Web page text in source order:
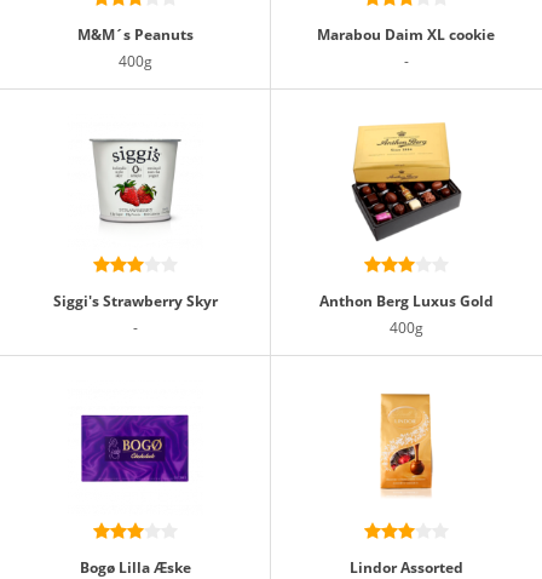
M&M´s Peanuts
400g
Marabou Daim XL cookie
-
Siggi's Strawberry Skyr
-
Anthon Berg Luxus Gold
400g
Bogø Lilla Æske
Lindor Assorted